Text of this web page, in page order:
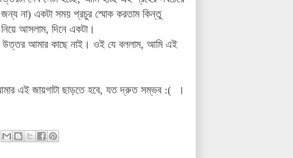
না) একটা সময় প্রচুর স্মোক করতাম কিন্তু
নিয়ে আসলাম, দিনে একটা।
উত্তর আমার কাছে নাই। ওই যে বললাম, আমি এই
এই জায়গাটা ছাড়তে হবে, যত দ্রুত সম্ভব :( ।